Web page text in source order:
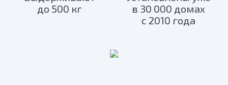
до 500 кг
в 30 000 домах
с 2010 года